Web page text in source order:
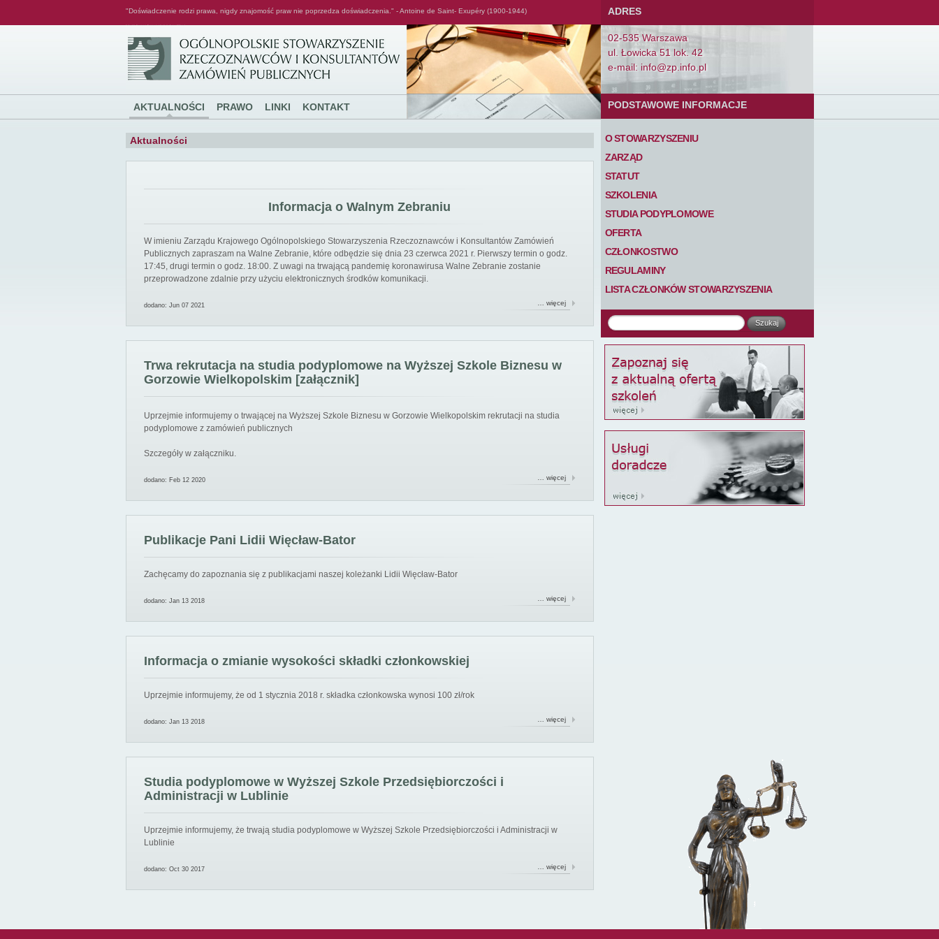
"Doświadczenie rodzi prawa, nigdy znajomość praw nie poprzedza doświadczenia." - Antoine de Saint- Exupéry (1900-1944)
AKTUALNOŚCI PRAWO LINKI KONTAKT
ADRES
02-535 Warszawa
ul. Łowicka 51 lok. 42
e-mail: info@zp.info.pl
PODSTAWOWE INFORMACJE
O STOWARZYSZENIU
ZARZĄD
STATUT
SZKOLENIA
STUDIA PODYPLOMOWE
OFERTA
CZŁONKOSTWO
REGULAMINY
LISTA CZŁONKÓW STOWARZYSZENIA
Aktualności
Informacja o Walnym Zebraniu
W imieniu Zarządu Krajowego Ogólnopolskiego Stowarzyszenia Rzeczoznawców i Konsultantów Zamówień
Publicznych zapraszam na Walne Zebranie, które odbędzie się dnia 23 czerwca 2021 r. Pierwszy termin o godz.
17:45, drugi termin o godz. 18:00. Z uwagi na trwającą pandemię koronawirusa Walne Zebranie zostanie
przeprowadzone zdalnie przy użyciu elektronicznych środków komunikacji.
dodano: Jun 07 2021 … więcej
Trwa rekrutacja na studia podyplomowe na Wyższej Szkole Biznesu w
Gorzowie Wielkopolskim [załącznik]
Uprzejmie informujemy o trwającej na Wyższej Szkole Biznesu w Gorzowie Wielkopolskim rekrutacji na studia
podyplomowe z zamówień publicznych
Szczegóły w załączniku.
dodano: Feb 12 2020 … więcej
Publikacje Pani Lidii Więcław-Bator
Zachęcamy do zapoznania się z publikacjami naszej koleżanki Lidii Więcław-Bator
dodano: Jan 13 2018 … więcej
Informacja o zmianie wysokości składki członkowskiej
Uprzejmie informujemy, że od 1 stycznia 2018 r. składka członkowska wynosi 100 zł/rok
dodano: Jan 13 2018 … więcej
Studia podyplomowe w Wyższej Szkole Przedsiębiorczości i
Administracji w Lublinie
Uprzejmie informujemy, że trwają studia podyplomowe w Wyższej Szkole Przedsiębiorczości i Administracji w
Lublinie
dodano: Oct 30 2017 … więcej